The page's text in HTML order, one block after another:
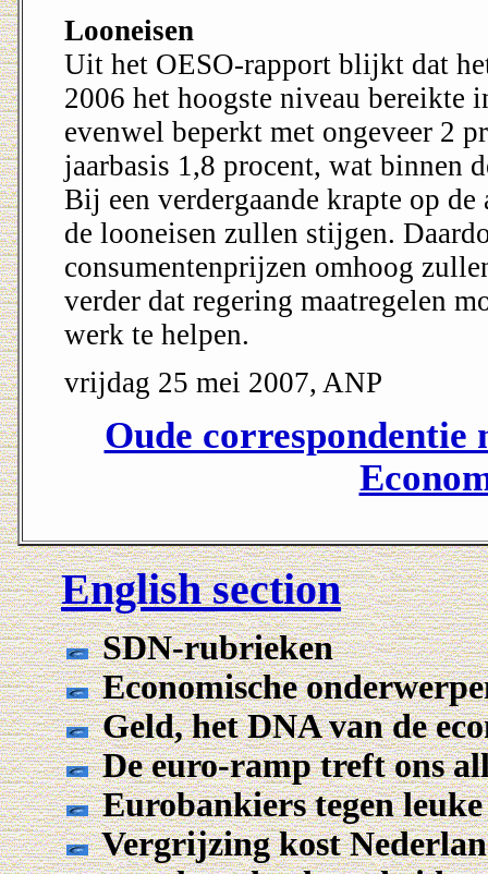
Looneisen
Uit het OESO-rapport blijkt dat
2006 het hoogste niveau bereikte
evenwel beperkt met ongeveer 2
jaarbasis 1,8 procent, wat binnen
Bij een verdergaande krapte op
de looneisen zullen stijgen.
consumentenprijzen omhoog
verder dat regering maatregelen
werk te helpen.
vrijdag 25 mei 2007, ANP
Oude
English section
SDN-rubrieken
Economische
Geld, het DNA van de
De euro-ramp treft ons
Eurobankiers tegen
Vergrijzing kost